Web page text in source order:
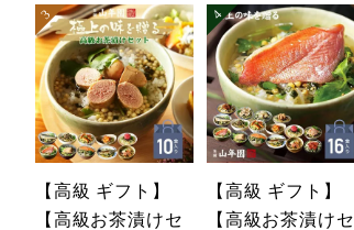
【高級 ギフト】
【高級お茶漬けセ
【高級 ギフト】
【高級お茶漬けセ